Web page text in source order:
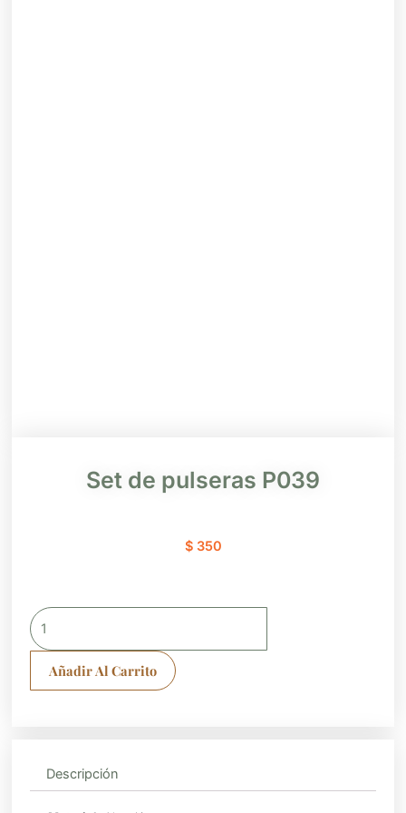
Set de pulseras P039
$350
Set
de
Añadir Al Carrito
Descripción